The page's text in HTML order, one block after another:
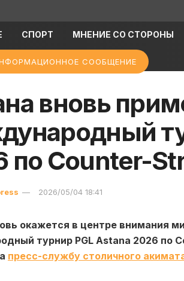
СПОРТ МНЕНИЕ СО СТОРОНЫ
СООБЩЕНИЕ
вновь
по Counter-
2026/05/04 18:41
окажется в центре внимания
турнир PGL Astana 2026 по
пресс-службу столичного